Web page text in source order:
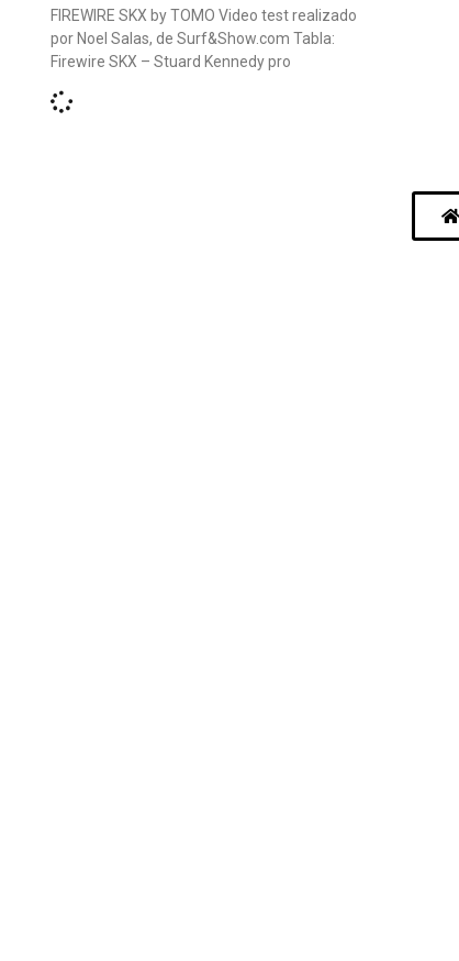
FIREWIRE SKX by TOMO Video test realizado
por Noel Salas, de Surf&Show.com Tabla:
Firewire SKX – Stuard Kennedy pro